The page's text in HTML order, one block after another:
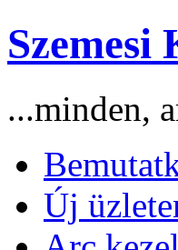
Szemesi
...minden,
Új